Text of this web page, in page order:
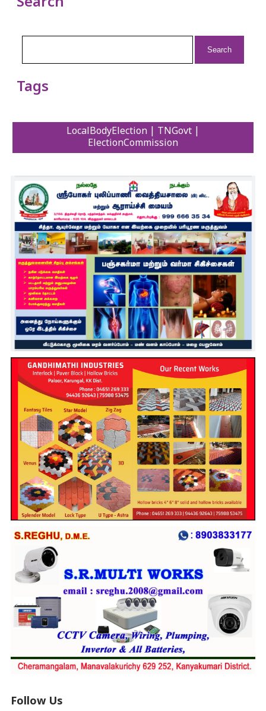
Tags
LocalBodyElection | TNGovt |
ElectionCommission
Follow Us